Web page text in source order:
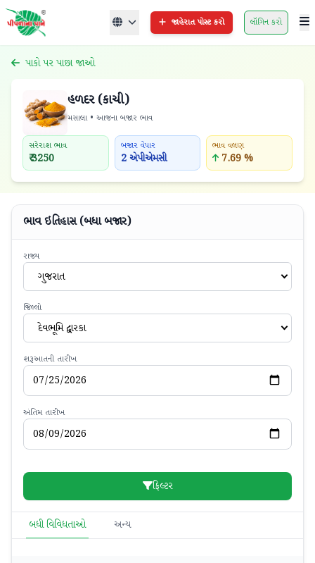
જાહેરાત પોસ્ટ કરો લૉગિન કરો
પાકો પર પાછા જાઓ
હળદર (કાચી)
મસાલા • આજના બજાર ભાવ
સરેરાશ ભાવ
₹ 3250
બજાર વેપાર
2 એપીએમસી
ભાવ વલણ
7.69 %
ભાવ ઇતિહાસ (બધા બજાર)
રાજ્ય
ગુજરાત
જિલ્લો
દેવભૂમિ દ્વારકા
શરૂઆતની તારીખ
અંતિમ તારીખ
ફિલ્ટર
બધી વિવિધતાઓ અન્ય